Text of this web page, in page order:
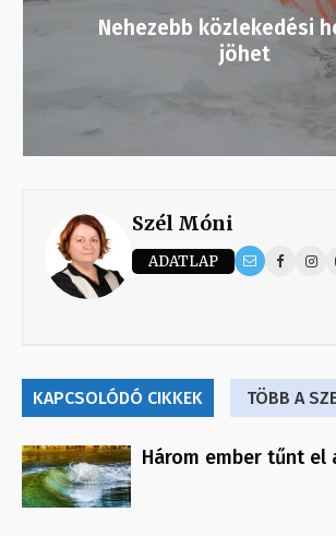
Nehezebb közlekedési
jöhet
Szél Móni
ADATLAP
KAPCSOLÓDÓ CIKKEK TÖBB A
Három ember tűnt el